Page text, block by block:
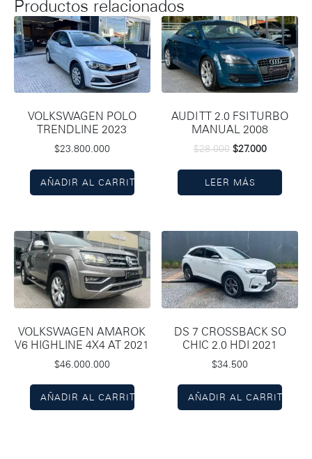
Productos relacionados
VOLKSWAGEN POLO
TRENDLINE 2023
$23.800.000
AÑADIR AL CARRITO
AUDI TT 2.0 FSI TURBO
MANUAL 2008
$28.000 $27.000
LEER MÁS
VOLKSWAGEN AMAROK
V6 HIGHLINE 4X4 AT 2021
$46.000.000
AÑADIR AL CARRITO
DS 7 CROSSBACK SO
CHIC 2.0 HDI 2021
$34.500
AÑADIR AL CARRITO